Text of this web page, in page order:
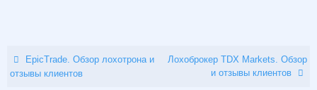
EpicTrade. Обзор лохотрона и
отзывы клиентов
Лохоброкер TDX Markets. Обзор
и отзывы клиентов